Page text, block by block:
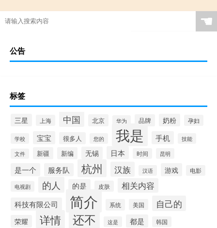
☚
公告
标签
三星 上海 中国 北京 华为 品牌 奶粉 孕妇
学校 宝宝 很多人 您的 我是 手机 技能
文件 新疆 新编 无锡 日本 时间 昆明
是一个 服务队 杭州 汉族 汉语 游戏 电影
电视剧 的人 的是 皮肤 相关内容
科技有限公司 简介 系统 美国 自己的
荣耀 详情 还不 这是 都是 韩国